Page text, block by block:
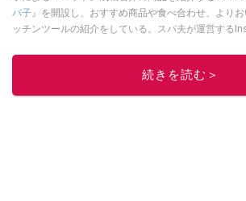
パ子』を開設し、おすすめ商品や食べ合わせ、より
ッチンツールの紹介をしている。スパ夫が運営する
ィープな魅力を発信している。
続きを読む＞